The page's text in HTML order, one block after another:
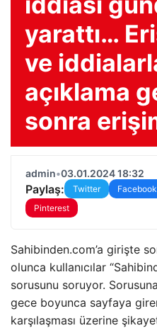
yarattı…
ve
açıklama
sonra
admin•03.01.2024 18:32
Paylaş: Twitter Facebook
Pinterest
Sahibinden.com’a girişte
olunca kullanıcılar
sorusunu soruyor. Sorusuna
gece boyunca sayfaya
karşılaşması üzerine